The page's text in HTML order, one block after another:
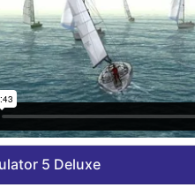
5 Deluxe